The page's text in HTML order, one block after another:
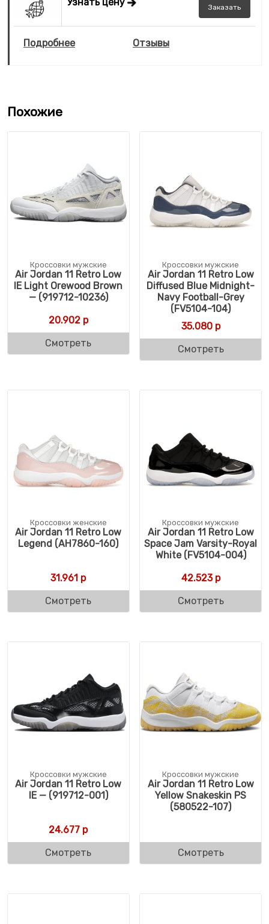
Заказать
Подробнее Отзывы
Похожие
Кроссовки мужские
Air Jordan 11 Retro Low
IE Light Orewood Brown
— (919712-10236)
20.902р
Смотреть
Кроссовки мужские
Air Jordan 11 Retro Low
Diffused Blue Midnight-
Navy Football-Grey
(FV5104-104)
35.080р
Смотреть
Кроссовки женские
Air Jordan 11 Retro Low
Legend (AH7860-160)
31.961 р
Смотреть
Кроссовки мужские
Air Jordan 11 Retro Low
Space Jam Varsity-Royal
White (FV5104-004)
42.523р
Смотреть
Кроссовки мужские
Air Jordan 11 Retro Low
IE — (919712-001)
24.677 р
Смотреть
Кроссовки мужские
Air Jordan 11 Retro Low
Yellow Snakeskin PS
(580522-107)
Смотреть